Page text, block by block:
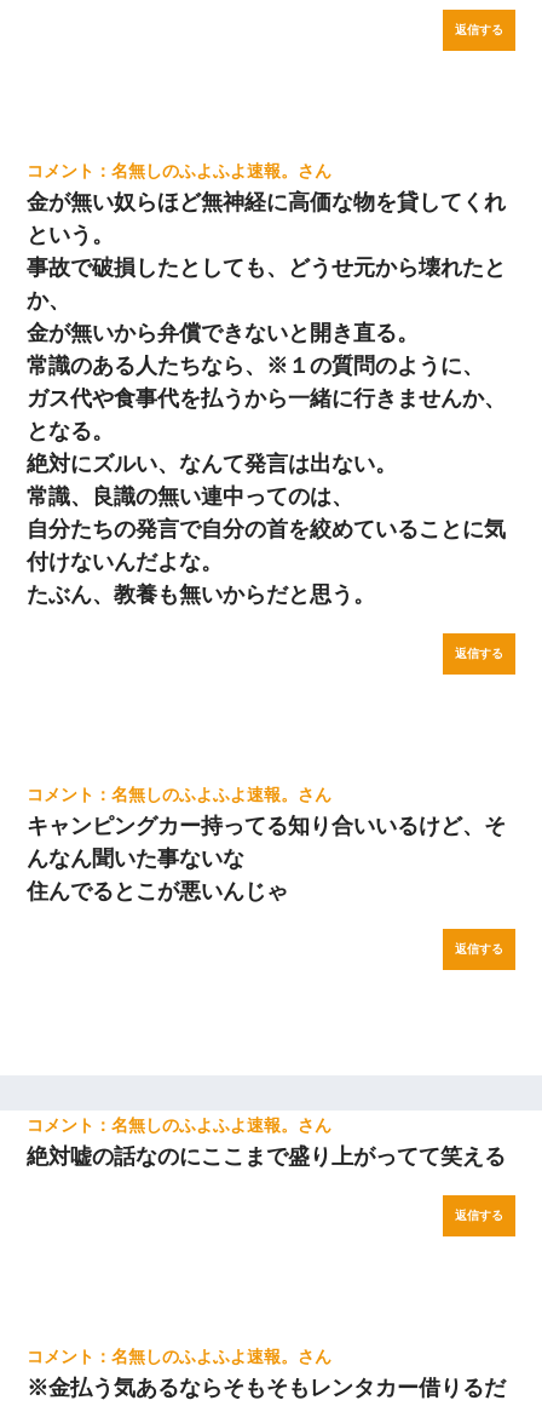
返信する
名無しのふよふよ速報。
金が無い奴らほど無神経に高価な物を貸してくれ
という。
事故で破損したとしても、どうせ元から壊れたと
か、
金が無いから弁償できないと開き直る。
常識のある人たちなら、※１の質問のように、
ガス代や食事代を払うから一緒に行きませんか、
となる。
絶対にズルい、なんて発言は出ない。
常識、良識の無い連中ってのは、
自分たちの発言で自分の首を絞めていることに気
付けないんだよな。
たぶん、教養も無いからだと思う。
返信する
名無しのふよふよ速報。
キャンピングカー持ってる知り合いいるけど、そ
んなん聞いた事ないな
住んでるとこが悪いんじゃ
返信する
名無しのふよふよ速報。
絶対嘘の話なのにここまで盛り上がってて笑える
返信する
名無しのふよふよ速報。
※金払う気あるならそもそもレンタカー借りるだ